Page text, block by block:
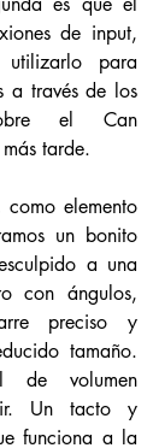
de input,
para
a través de los
el Can
tarde.
elemento
un bonito
a una
con ángulos,
preciso y
tamaño.
de volumen
Un tacto y
funciona a la